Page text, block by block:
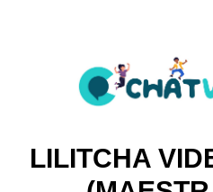
LILITCHA